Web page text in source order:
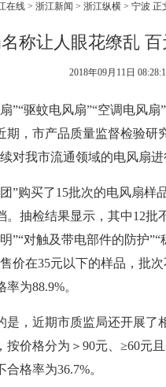
在线 > 浙江新闻 > 浙江纵横 > 宁波 正
称让人眼花缭乱
2018年09月11日
驱蚊电风扇”“空调电风
期，市产品质量监督检验研
对我市流通领域的电风扇进
购买了15批次的电风扇样
。抽检结果显示，其中12批
”“对触及带电部件的防护
价在35元以下的样品，批
为88.9%。
近期市质监局还开展了
按价格分为＞90元、≥60元
格率为36.7%。